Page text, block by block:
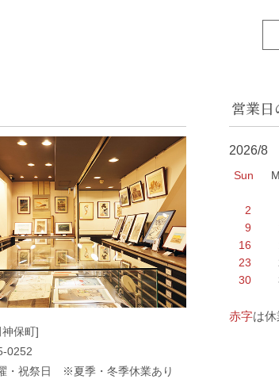
保町]
0252
曜・祝祭日 ※夏季・冬季休業あり
営業日
2026/8
Sun
2
9
16
23
30
赤字は休